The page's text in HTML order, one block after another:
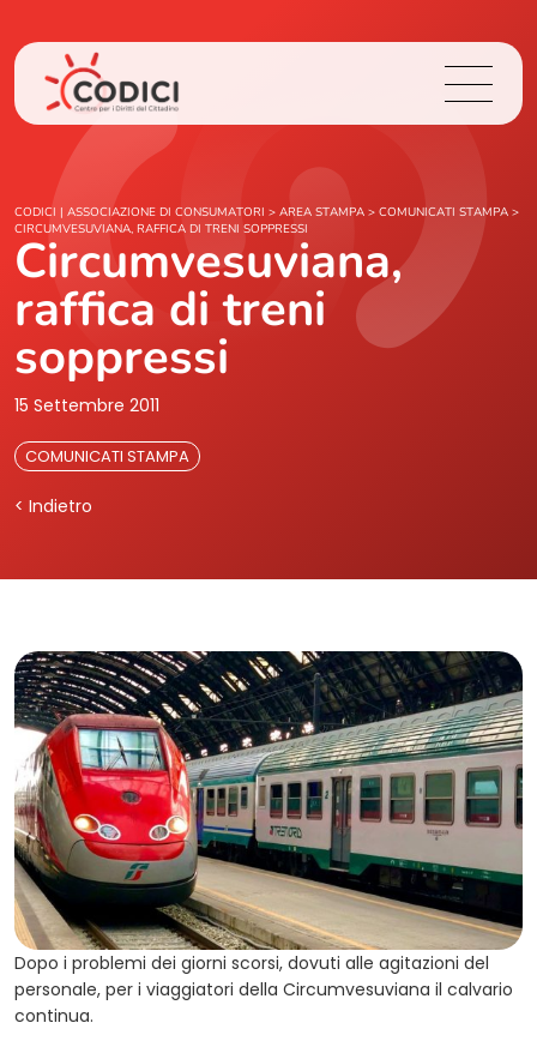
Chi Siamo
Cosa Facciamo
Area Stampa
CODICI | ASSOCIAZIONE DI CONSUMATORI > AREA STAMPA > COMUNICATI STAMPA >
CIRCUMVESUVIANA, RAFFICA DI TRENI SOPPRESSI
Circumvesuviana,
raffica di treni
soppressi
15 Settembre 2011
COMUNICATI STAMPA
< Indietro
Dopo i problemi dei giorni scorsi, dovuti alle agitazioni del
personale, per i viaggiatori della Circumvesuviana il calvario
continua.